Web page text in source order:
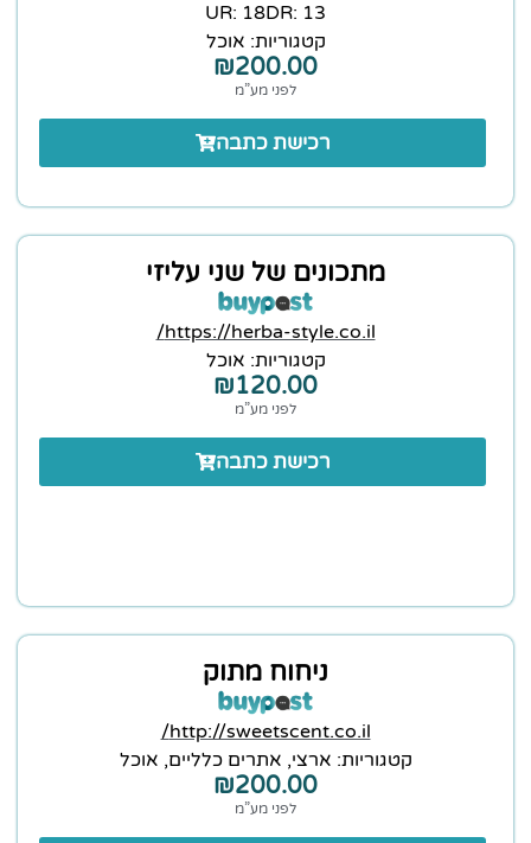
13 :DR
18 :UR
קטגוריות: אוכל
₪200.00
לפני מע”מ
רכישת כתבה
מתכונים של שני עליזי
https://herba-style.co.il/
קטגוריות: אוכל
₪120.00
לפני מע”מ
רכישת כתבה
ניחוח מתוק
http://sweetscent.co.il/
קטגוריות: ארצי, אתרים כלליים, אוכל
₪200.00
לפני מע”מ